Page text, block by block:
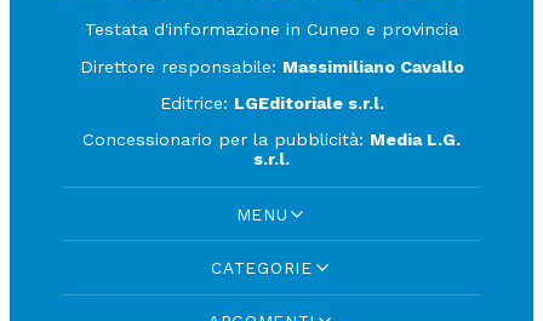
Testata d'informazione in Cuneo e provincia
Direttore responsabile: Massimiliano Cavallo
Editrice: LGEditoriale s.r.l.
Concessionario per la pubblicità: Media L.G.
s.r.l.
MENU
CATEGORIE